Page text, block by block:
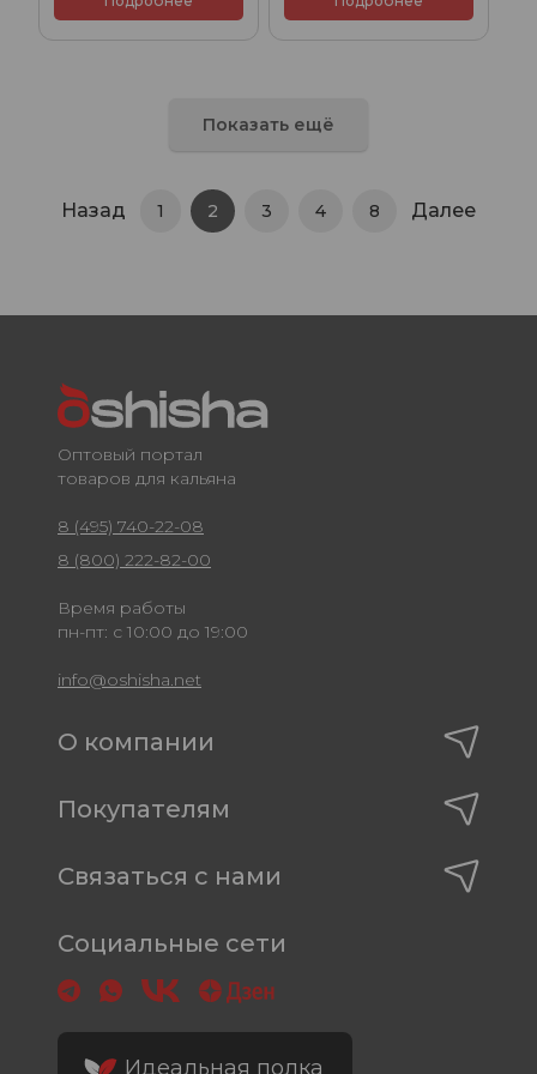
Показать ещё
Назад 1 2 3 4 8 Далее
Оптовый портал
товаров для кальяна
8 (495) 740-22-08
8 (800) 222-82-00
Время работы
пн-пт: с 10:00 до 19:00
info@oshisha.net
О компании
Покупателям
Связаться с нами
Социальные сети
Идеальная полка